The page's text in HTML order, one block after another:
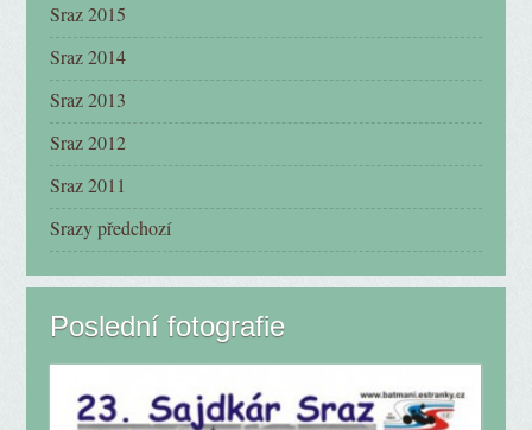
Sraz 2015
Sraz 2014
Sraz 2013
Sraz 2012
Sraz 2011
Srazy předchozí
Poslední fotografie